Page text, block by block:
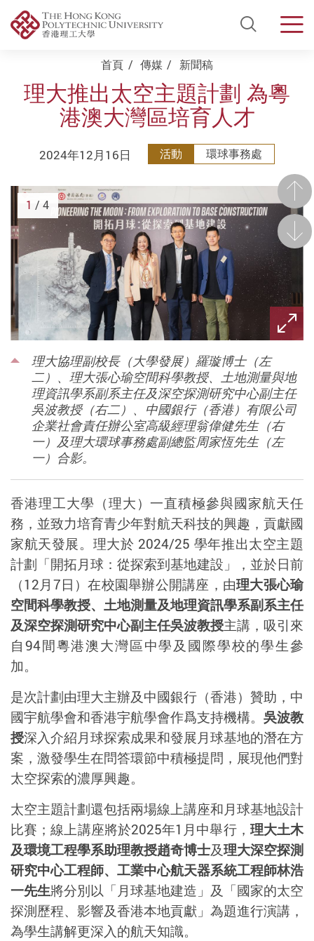
Open
Start main content首頁 傳媒 新聞稿
理大推出太空主題計劃 為粵
港澳大灣區培育人才
2024年12月16日 活動 環球事務處
前
理大協理副校長（大學發展）羅璇博士（左
二）、理大張心瑜空間科學教授、土地測量與地
理資訊學系副系主任及深空探測研究中心副主任
吳波教授（右二）、中國銀行（香港）有限公司
企業社會責任辦公室高級經理翁偉健先生（右
一）及理大環球事務處副總監周家恆先生（左
一）合影。
後一
1 / 4
香港理工大學（理大）一直積極參與國家航天任
務，並致力培育青少年對航天科技的興趣，貢獻國
家航天發展。 理大於 2024/25 學年推出太空主題
計劃「開拓月球：從探索到基地建設」，並於日前
（12月7日）在校園舉辦公開講座，由理大張心瑜
空間科學教授、 土地測量及地理資訊學系副系主任
及深空探測研究中心副主任吳波教授主講，吸引來
自94間粵港澳大灣區中學及國際學校的學生參
加。
是次計劃由理大主辦及中國銀行（香港）贊助，中
國宇航學會和香港宇航學會作爲支持機構。 吳波教
授深入介紹月球探索成果和發展月球基地的潛在方
案，激發學生在問答環節中積極提問，展現他們對
太空探索的濃厚興趣。
太空主題計劃還包括兩場線上講座和月球基地設計
比賽；線上講座將於2025年1 月中舉行， 理大土木
及環境工程學系助理教授趙奇博士及理大深空探測
研究中心工程師、工業中心航天器系統工程師林浩
一先生將分別以「月球基地建造」及「國家的太空
探測歷程、影響及香港本地貢獻」為題進行演講，
為學生講解更深入的航天知識。